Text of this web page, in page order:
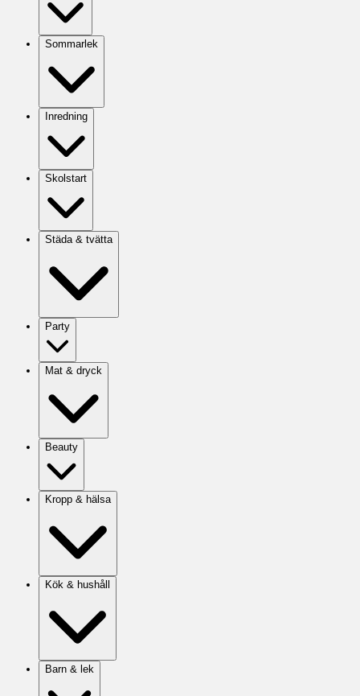
Sommarlek
Inredning
Skolstart
Städa & tvätta
Party
Mat & dryck
Beauty
Kropp & hälsa
Kök & hushåll
Barn & lek